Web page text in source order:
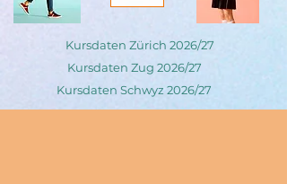
Kursdaten Zürich 2026/27
Kursdaten Zug 2026/27
Kursdaten Schwyz 2026/27